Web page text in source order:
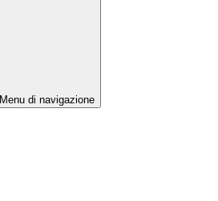
Menu di navigazione